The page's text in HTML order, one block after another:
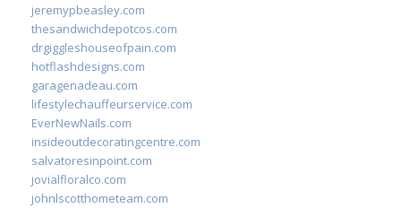
jeremypbeasley.com
thesandwichdepotcos.com
drgiggleshouseofpain.com
hotflashdesigns.com
garagenadeau.com
lifestylechauffeurservice.com
EverNewNails.com
insideoutdecoratingcentre.com
salvatoresinpoint.com
jovialfloralco.com
johnlscotthometeam.com